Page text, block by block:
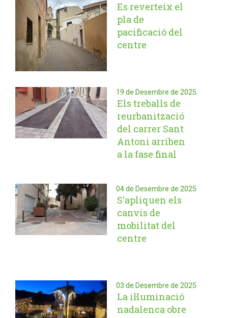
Es reverteix el
pla de
pacificació del
centre
19 de Desembre de 2025
Els treballs de
reurbanització
del carrer Sant
Antoni arriben
a la fase final
04 de Desembre de 2025
S'apliquen els
canvis de
mobilitat del
centre
03 de Desembre de 2025
La il·luminació
nadalenca obre